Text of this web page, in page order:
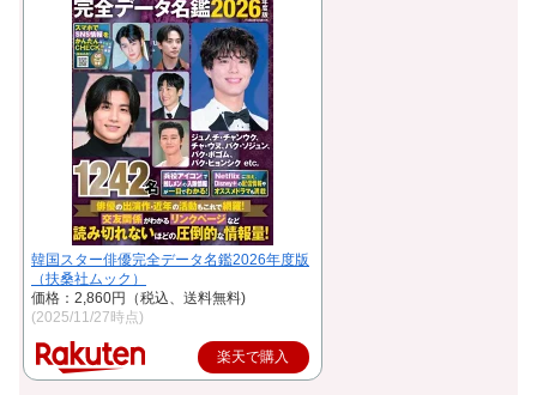
韓国スター俳優完全データ名鑑2026年度版
（扶桑社ムック）
価格：2,860円（税込、送料無料)
(2025/11/27時点)
楽天で購入